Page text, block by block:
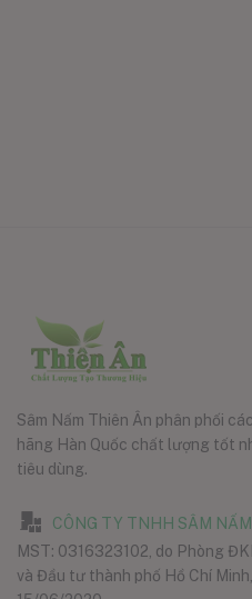
Sâm Nấm Thiên Ân phân phối
hãng Hàn Quốc chất lượng tốt
tiêu dùng.
CÔNG TY TNHH SÂM
MST: 0316323102, do Phòng
và Đầu tư thành phố Hồ Chí